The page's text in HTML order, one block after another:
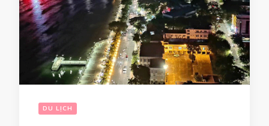
DU LỊCH